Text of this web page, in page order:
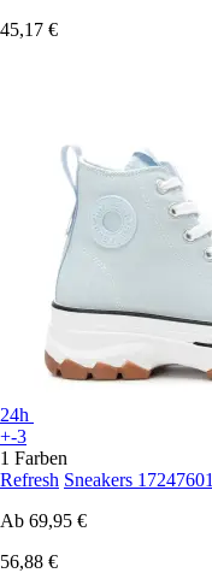
45,17 €
24h
+-3
1 Farben
Refresh Sneakers 17247601
Ab 69,95 €
56,88 €